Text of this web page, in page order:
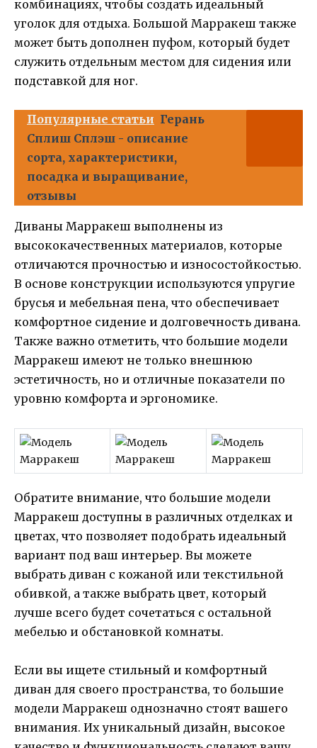
комбинациях, чтобы создать идеальный
уголок для отдыха. Большой Марракеш также
может быть дополнен пуфом, который будет
служить отдельным местом для сидения или
подставкой для ног.
Популярные статьи Герань
Сплиш Сплэш - описание
сорта, характеристики,
посадка и выращивание,
отзывы
Диваны Марракеш выполнены из
высококачественных материалов, которые
отличаются прочностью и износостойкостью.
В основе конструкции используются упругие
брусья и мебельная пена, что обеспечивает
комфортное сидение и долговечность дивана.
Также важно отметить, что большие модели
Марракеш имеют не только внешнюю
эстетичность, но и отличные показатели по
уровню комфорта и эргономике.
Обратите внимание, что большие модели
Марракеш доступны в различных отделках и
цветах, что позволяет подобрать идеальный
вариант под ваш интерьер. Вы можете
выбрать диван с кожаной или текстильной
обивкой, а также выбрать цвет, который
лучше всего будет сочетаться с остальной
мебелью и обстановкой комнаты.
Если вы ищете стильный и комфортный
диван для своего пространства, то большие
модели Марракеш однозначно стоят вашего
внимания. Их уникальный дизайн, высокое